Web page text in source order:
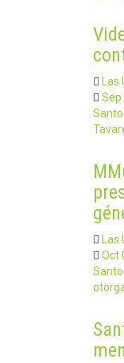
Las
Sep
Las
Oct
Santo